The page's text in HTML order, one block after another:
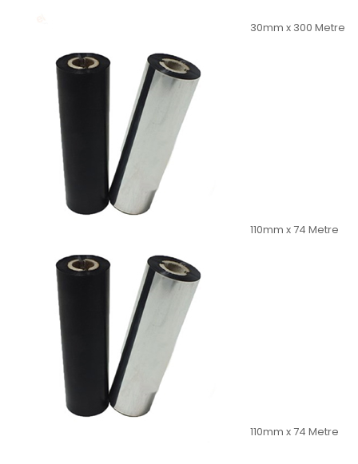
30mm x 300 Metre
110mm x 74 Metre
110mm x 74 Metre